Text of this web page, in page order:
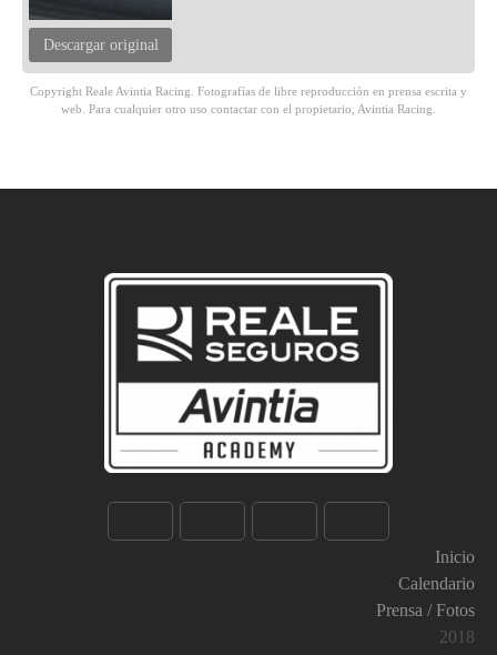
Descargar original
Copyright Reale Avintia Racing. Fotografías de libre reproducción en prensa escrita y
web. Para cualquier otro uso contactar con el propietario, Avintia Racing.
Inicio
Calendario
Prensa / Fotos
2018